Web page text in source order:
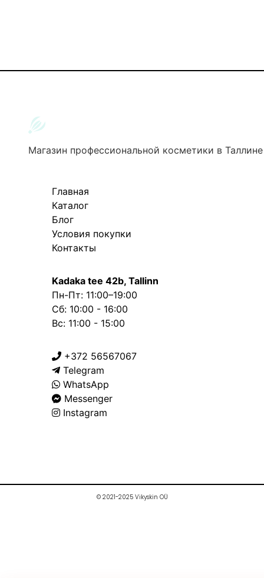
Магазин профессиональной косметики в Таллине
Главная
Каталог
Блог
Условия покупки
Контакты
Kadaka tee 42b, Tallinn
Пн-Пт: 11:00–19:00
Сб: 10:00 - 16:00
Вс: 11:00 - 15:00
+372 56567067
Telegram
WhatsApp
Messenger
Instagram
© 2021-2025 Vikyskin OÜ